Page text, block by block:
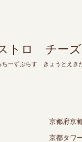
トロ チー
ちーずぷらす きょうとえき
京都府京
京都タワ